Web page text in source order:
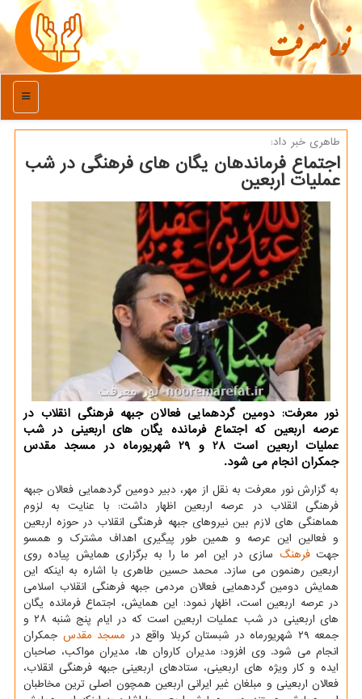
نور معرفت
منو
طاهری خبر داد:
اجتماع فرماندهان یگان های فرهنگی در شب
عملیات اربعین
نور معرفت: دومین گردهمایی فعالان جبهه فرهنگی انقلاب در
عرصه اربعین كه اجتماع فرمانده یگان های اربعینی در شب
عملیات اربعین است 28 و 29 شهریورماه در مسجد مقدس
جمكران انجام می شود.
به گزارش نور معرفت به نقل از مهر، دبیر دومین گردهمایی فعالان جبهه
فرهنگی انقلاب در عرصه اربعین اظهار داشت: با عنایت به لزوم
هماهنگی های لازم بین نیروهای جبهه فرهنگی انقلاب در حوزه اربعین
و فعالین این عرصه و همین طور پیگیری اهداف مشترك و همسو
جهتفرهنگ سازی در این امر ما را به برگزاری همایش پیاده روی
اربعین رهنمون می سازد. محمد حسین طاهری با اشاره به اینكه این
همایش دومین گردهمایی فعالان مردمی جبهه فرهنگی انقلاب اسلامی
در عرصه اربعین است، اظهار نمود: این همایش، اجتماع فرمانده یگان
های اربعینی در شب عملیات اربعین است كه در ایام پنج شنبه ۲۸ و
جمعه ۲۹ شهریورماه در شبستان كربلا واقع در
مسجد مقدس جمكران
انجام می شود. وی افزود: مدیران كاروان ها، مدیران مواكب، صاحبان
ایده و كار ویژه های اربعینی، ستادهای اربعینی جبهه فرهنگی انقلاب،
فعالان اربعینی و مبلغان غیر ایرانی اربعین همچون اصلی ترین مخاطبان